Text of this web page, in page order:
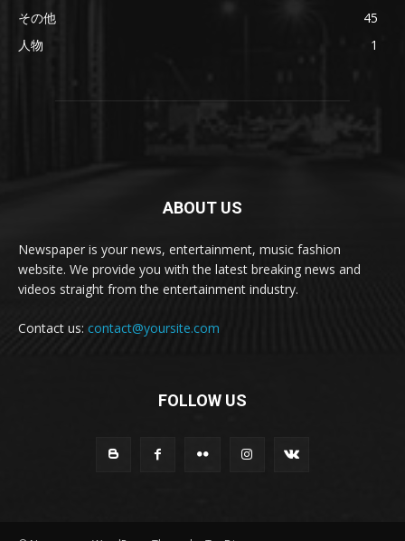
その他
45
人物
1
ABOUT US
Newspaper is your news, entertainment, music fashion
website. We provide you with the latest breaking news and
videos straight from the entertainment industry.
Contact us: contact@yoursite.com
FOLLOW US